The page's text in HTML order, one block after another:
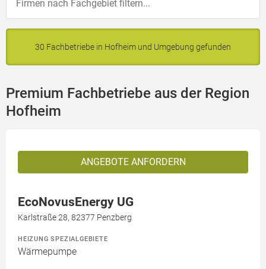
30 Fachbetriebe in Hofheim und Umgebung gefunden
Premium Fachbetriebe aus der Region
Hofheim
ANGEBOTE ANFORDERN
EcoNovusEnergy UG
Karlstraße 28, 82377 Penzberg
HEIZUNG SPEZIALGEBIETE
Wärmepumpe